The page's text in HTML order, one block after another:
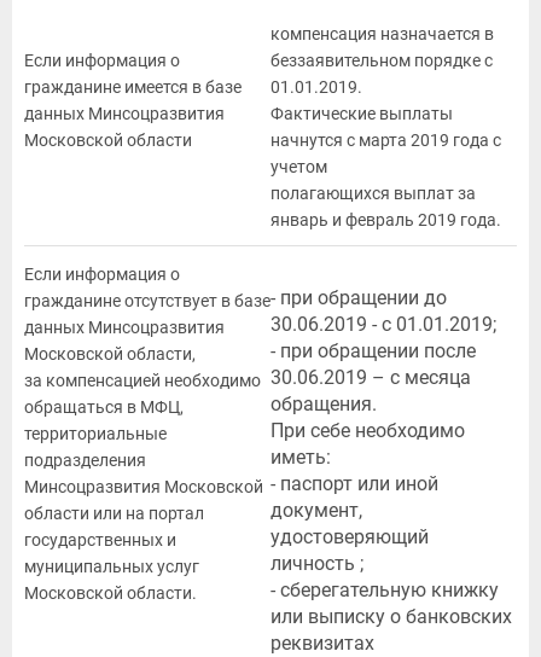
Если информация о
гражданине имеется в базе
данных Минсоцразвития
Московской области
компенсация назначается в
беззаявительном порядке с
01.01.2019.
Фактические выплаты
начнутся с марта 2019 года с
учетом
полагающихся выплат за
январь и февраль 2019 года.
Если информация о
гражданине отсутствует в базе
данных Минсоцразвития
Московской области,
за компенсацией необходимо
обращаться в МФЦ,
территориальные
подразделения
Минсоцразвития Московской
области или на портал
государственных и
муниципальных услуг
Московской области.
- при обращении до
30.06.2019 - с 01.01.2019;
- при обращении после
30.06.2019 – с месяца
обращения.
При себе необходимо
иметь:
- паспорт или иной
документ,
удостоверяющий
личность ;
- сберегательную книжку
или выписку о банковских
реквизитах